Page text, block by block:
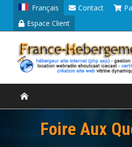
Français Contact
Espace Client
Foire Aux